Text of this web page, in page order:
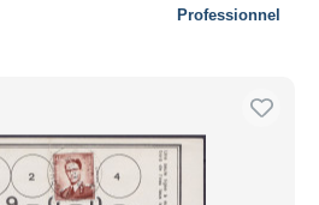
Professionnel